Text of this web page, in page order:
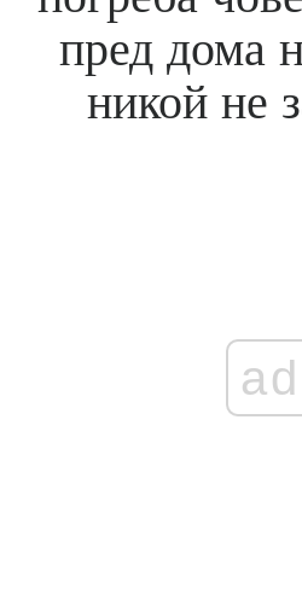
пред дома
никой не
ad